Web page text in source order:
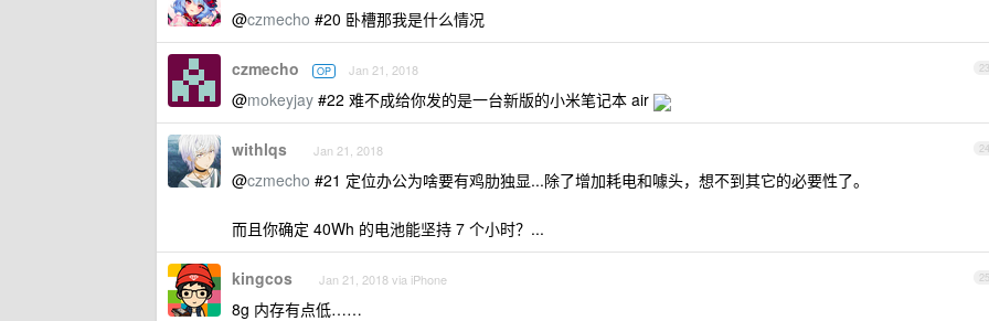
@czmecho #20 卧槽那我是什么情况
23
czmecho OP Jan 21, 2018
@mokeyjay #22 难不成给你发的是一台新版的小米笔记本 air
24
withlqs Jan 21, 2018
@czmecho #21 定位办公为啥要有鸡肋独显...除了增加耗电和噱头，想不到其它的必要性了。
而且你确定 40Wh 的电池能坚持 7 个小时？...
25
kingcos Jan 21, 2018 via iPhone
8g 内存有点低……